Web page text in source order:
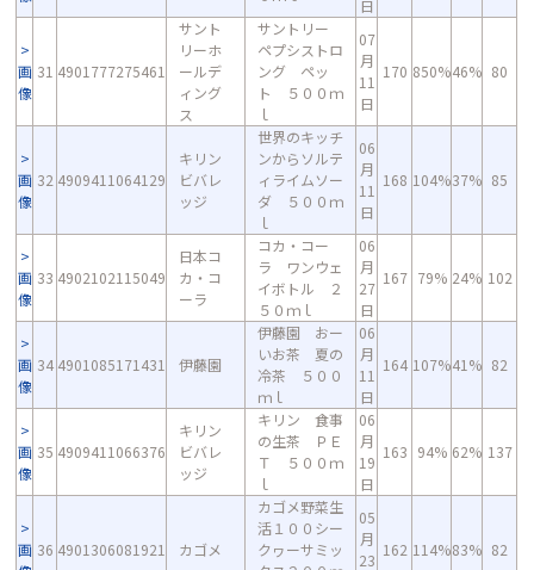
日
画
像
31 4901777275461
サント
リーホ
ールデ
ィング
ス
サントリー
ペプシストロ
ング ペッ
ト ５００ｍ
ｌ
07
月
11
日
170 850%46% 80
画
像
32 4909411064129
キリン
ビバレ
ッジ
世界のキッチ
ンからソルテ
ィライムソー
ダ ５００ｍ
ｌ
06
月
11
日
168 104%37% 85
画
像
33 4902102115049
日本コ
カ・コ
ーラ
コカ・コー
ラ ワンウェ
イボトル ２
５０ｍｌ
06
月
27
日
167 79% 24% 102
画
像
34 4901085171431 伊藤園
伊藤園 おー
いお茶 夏の
冷茶 ５００
ｍｌ
06
月
11
日
164 107%41% 82
画
像
35 4909411066376
キリン
ビバレ
ッジ
キリン 食事
の生茶 ＰＥ
Ｔ ５００ｍ
ｌ
06
月
19
日
163 94% 62% 137
画 36 4901306081921 カゴメ
カゴメ野菜生
活１００シー
クヮーサミッ
05
月
23
162 114%83% 82